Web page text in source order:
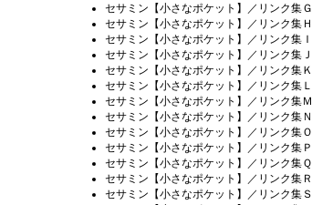
セサミン【小さなポケット】／リンク集Ｇ
セサミン【小さなポケット】／リンク集Ｈ
セサミン【小さなポケット】／リンク集Ｉ
セサミン【小さなポケット】／リンク集Ｊ
セサミン【小さなポケット】／リンク集Ｋ
セサミン【小さなポケット】／リンク集Ｌ
セサミン【小さなポケット】／リンク集Ｍ
セサミン【小さなポケット】／リンク集Ｎ
セサミン【小さなポケット】／リンク集Ｏ
セサミン【小さなポケット】／リンク集Ｐ
セサミン【小さなポケット】／リンク集Ｑ
セサミン【小さなポケット】／リンク集Ｒ
セサミン【小さなポケット】／リンク集Ｓ